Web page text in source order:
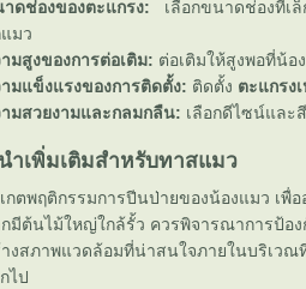
ดช่องของตะแกรง: เลือกขนาดช่องที่เ
มว
มสูงของการต่อเติม: ต่อเติมให้สูงพอที่น้อ
มแข็งแรงของการติดตั้ง: ติดตั้ง ตะแกรง
มสวยงามและกลมกลืน: เลือกดีไซน์และ
ำเพิ่มเติมสำหรับทาสแมว
กตพฤติกรรมการปีนป่ายของน้องแมว เพื่
มีต้นไม้ใหญ่ใกล้รั้ว ควรพิจารณาการป้อ
งสภาพแวดล้อมที่น่าสนใจภายในบริเ
ไป